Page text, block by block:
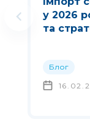
у 2026
та
Блог